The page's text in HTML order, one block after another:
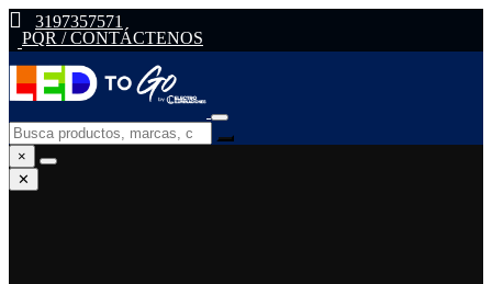
3197357571
PQR / CONTÁCTENOS
×
✕